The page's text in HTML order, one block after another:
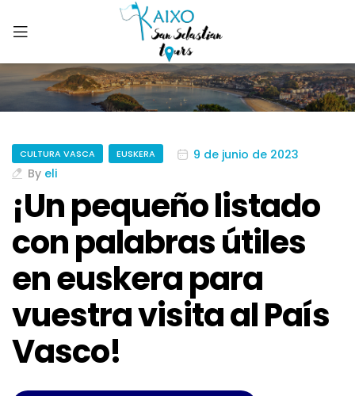
CULTURA VASCA EUSKERA
9 de junio de 2023
By eli
¡Un pequeño listado
con palabras útiles
en euskera para
vuestra visita al País
Vasco!